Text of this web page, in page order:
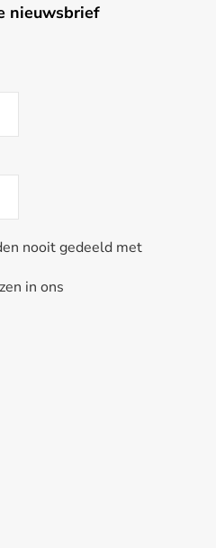
nieuwsbrief
nooit gedeeld met
in ons